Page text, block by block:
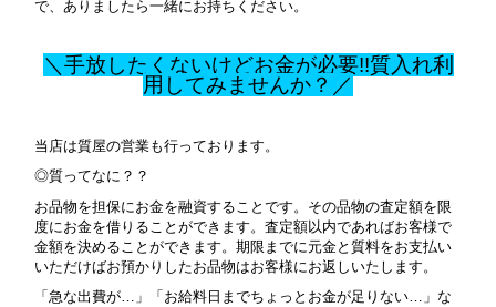
で、ありましたら一緒にお持ちください。
＼手放したくないけどお金が必要!!質入れ利
用してみませんか？／
当店は質屋の営業も行っております。
◎質ってなに？？
お品物を担保にお金を融資することです。その品物の査定額を限
度にお金を借りることができます。査定額以内であればお客様で
金額を決めることができます。期限までに元金と質料をお支払い
いただけばお預かりしたお品物はお客様にお返しいたします。
「急な出費が…」「お給料日までちょっとお金が足りない…」な